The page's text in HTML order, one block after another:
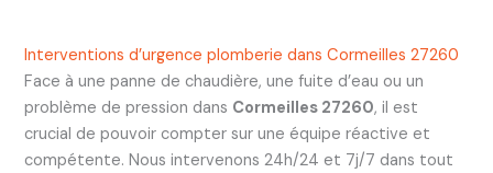
Interventions d’urgence plomberie dans Cormeilles 27260
Face à une panne de chaudière, une fuite d’eau ou un
problème de pression dans Cormeilles 27260, il est
crucial de pouvoir compter sur une équipe réactive et
compétente. Nous intervenons 24h/24 et 7j/7 dans tout